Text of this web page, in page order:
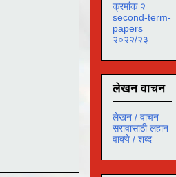
क्रमांक २
second-term-
papers
२०२२/२३
लेखन वाचन
लेखन / वाचन
सरावासाठी लहान
वाक्ये / शब्द